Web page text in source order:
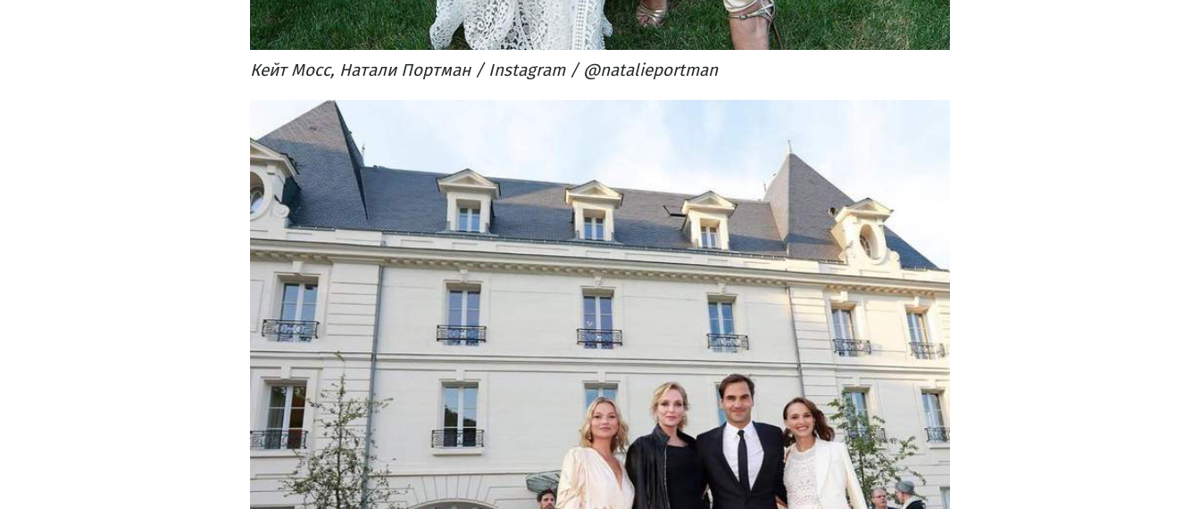
Кейт Мосс, Натали Портман / Instagram / @natalieportman